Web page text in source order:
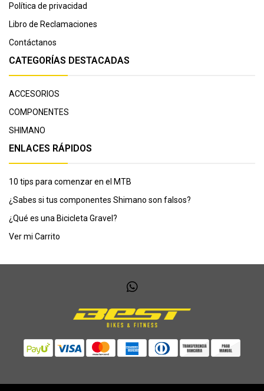
Política de privacidad
Libro de Reclamaciones
Contáctanos
CATEGORÍAS DESTACADAS
ACCESORIOS
COMPONENTES
SHIMANO
ENLACES RÁPIDOS
10 tips para comenzar en el MTB
¿Sabes si tus componentes Shimano son falsos?
¿Qué es una Bicicleta Gravel?
Ver mi Carrito